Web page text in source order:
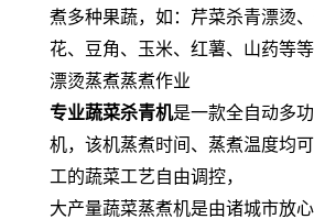
煮多种果蔬，如：芹菜杀青漂烫
花、豆角、玉米、红薯、山药等
漂烫蒸煮蒸煮作业
专业蔬菜杀青机是一款全自动多
机，该机蒸煮时间、蒸煮温度均
工的蔬菜工艺自由调控，
大产量蔬菜蒸煮机是由诸城市放